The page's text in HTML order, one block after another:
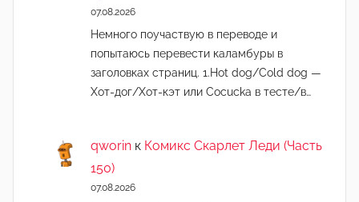
07.08.2026
Немного поучаствую в переводе и
попытаюсь перевести каламбуры в
заголовках страниц. 1.Hot dog/Cold dog —
Хот-дог/Хот-кэт или Cocucka в тесте/в…
qworin к Комикс Скарлет Леди (Часть
150)
07.08.2026